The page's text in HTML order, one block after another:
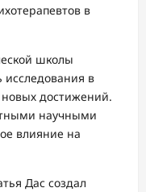
в
школы
исследования в
новых достижений.
научными
влияние на
Дас создал